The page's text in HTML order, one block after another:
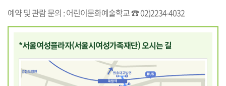
예약 및 관람 문의 : 어린이문화예술학교 ☎ 02)2234-4032
*서울여성플라자(서울시여성가족재단) 오시는 길